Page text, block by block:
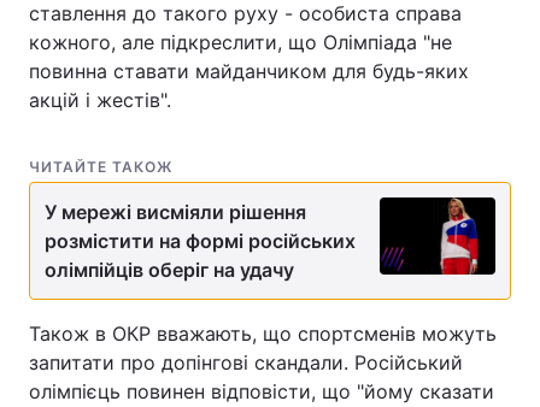
Тема оформлення
ставлення до такого руху - особиста справа
кожного, але підкреслити, що Олімпіада "не
повинна ставати майданчиком для будь-яких
акцій і жестів".
ЧИТАЙТЕ ТАКОЖ
У мережі висміяли рішення
розмістити на формі російських
олімпійців оберіг на удачу
Також в ОКР вважають, що спортсменів можуть
запитати про допінгові скандали. Російський
олімпієць повинен відповісти, що "йому сказати